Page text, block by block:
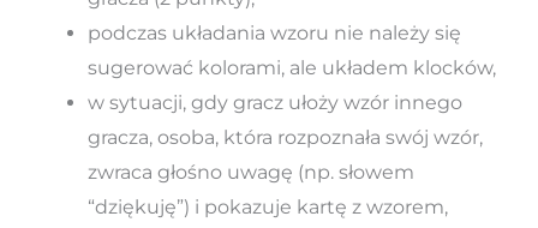
podczas układania wzoru nie należy się
sugerować kolorami, ale układem klocków,
w sytuacji, gdy gracz ułoży wzór innego
gracza, osoba, która rozpoznała swój wzór,
zwraca głośno uwagę (np. słowem
“dziękuję”) i pokazuje kartę z wzorem,